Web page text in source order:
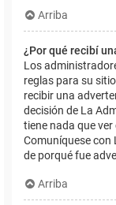
Arriba
¿Por qué recibí
Los
reglas para su
recibir una
decisión de La
tiene nada que
Comuníquese con
de porqué fue
Arriba